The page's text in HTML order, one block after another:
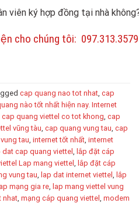
viên ký hợp đồng tại nhà
cho chúng tôi: 097.313.3579
cap quang nao tot nhat cap
nào tốt nhất hiện nay. Internet
cap quang viettel co tot khong cap
vũng tàu cap quang vung tau cap
tau internet tốt nhất internet
dat cap quang viettel lắp đặt cáp
Lap mang viettel lắp đặt cáp
vung tau lap dat internet viettel lắp
mạng gia re lap mang viettel vung
nhat mạng cáp quang viettel modem